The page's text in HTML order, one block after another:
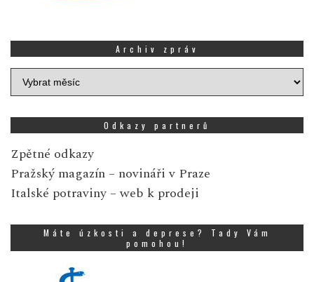
Archiv zpráv
Archiv
zpráv
Odkazy partnerů
Zpětné odkazy
Pražský magazín – novináři v Praze
Italské potraviny – web k prodeji
Máte úzkosti a deprese? Tady Vám
pomohou!